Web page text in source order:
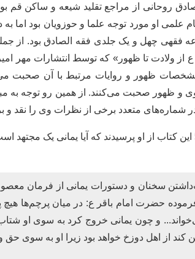
روحانی از مراجع تقلید شیعه و ساکن قم
علمی او مورد توجه علما و حوزویان بود اما
فقهی چهل و یک جلدی فقه الصادق بود. از
از ولادت تا ظهور» که توسط انتشارات مهر
ظهور و روایات مرتبط با آن صحبت
و ظهور صحبت می‌کنند. از همین رو توجه به
در شماره‌های متعدد برخی از نظرات وی را نقد
در سؤال 53 این کتاب از او پرسیدند که آیا یمانی
سخنان و دستورات یمانی از فرمان
حضرت امام باقر ع: در میان پرچم‌ها هیچ
و چون یمانی خروج کرد به سوی او
کند از اهل دوزخ خواهد بود زیرا او به سوی